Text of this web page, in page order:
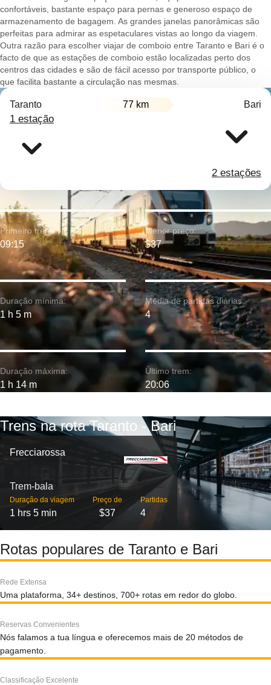
confortáveis, bastante espaço para pernas e generoso espaço de
armazenamento de bagagem. As grandes janelas panorâmicas são
perfeitas para admirar as espetaculares vistas ao longo da viagem.
Outra razão para escolher viajar de comboio entre Taranto e Bari é o
facto de que as estações de comboio estão localizadas perto dos
centros das cidades e são de fácil acesso por transporte público, o
que facilita bastante a circulação nas mesmas.
Taranto 77 km Bari
1 estação
2 estações
Duração mínima:
1 h 5 m
Primeiro trem:
09:15
Duração máxima:
1 h 14 m
Menor preço:
$37
Média de partidas diárias:
4
Último trem:
20:06
Trens na rota Taranto - Bari
Frecciarossa
Trem-bala
Duração da viagem
1 hrs 5 min
Preço de
$37
Partidas
4
Rotas populares de Taranto e Bari
Rede Extensa
Uma plataforma, 34+ destinos, 700+ rotas em redor do globo.
Reservas Convenientes
Nós falamos a tua língua e oferecemos mais de 20 métodos de
pagamento.
Classificação Excelente